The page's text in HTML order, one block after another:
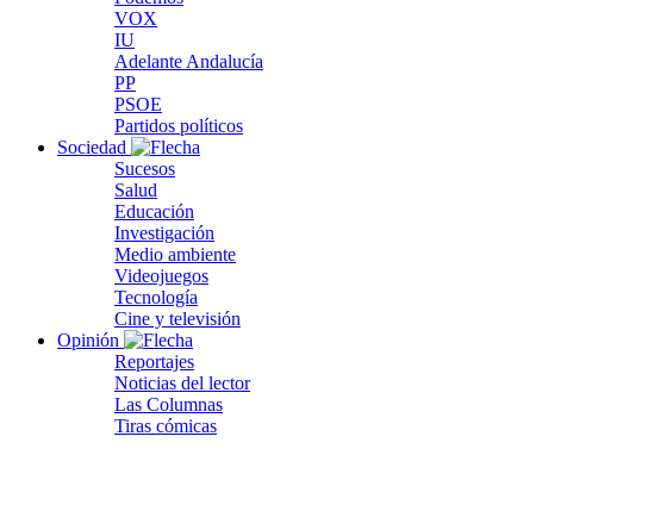
VOX
IU
Adelante Andalucía
PP
PSOE
Partidos políticos
Sociedad
Sucesos
Salud
Educación
Investigación
Medio ambiente
Videojuegos
Tecnología
Cine y televisión
Opinión
Reportajes
Noticias del lector
Las Columnas
Tiras cómicas